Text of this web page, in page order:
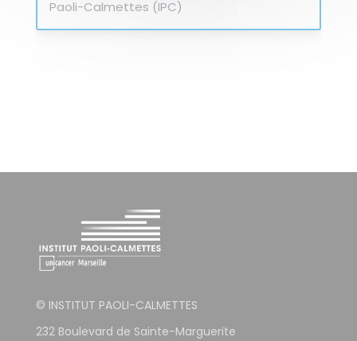
© INSTITUT PAOLI-CALMETTES
232 Boulevard de Sainte-Marguerite